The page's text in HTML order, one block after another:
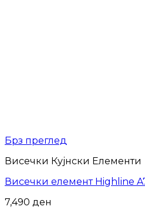
Брз преглед
Висечки Кујнски Елементи
Висечки елемент Highline
7,490 ден